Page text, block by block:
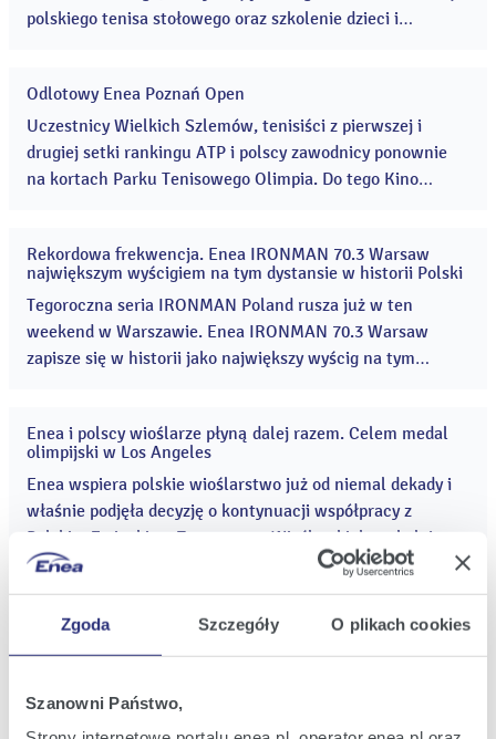
Zgoda Szczegóły O plikach cookies
Szanowni Państwo,
polskiego tenisa stołowego oraz szkolenie dzieci i
przygotowań reprezentantów Polski do najważniejszych
imprez międzynarodowych. ...
Odlotowy Enea Poznań Open
Uczestnicy Wielkich Szlemów, tenisiści z pierwszej i
drugiej setki rankingu ATP i polscy zawodnicy ponownie
na kortach Parku Tenisowego Olimpia. Do tego Kino
atrakcji i … wzlot balonem nad Golęcinem. ...
03
cze
Rekordowa frekwencja. Enea IRONMAN 70.3 Warsaw
największym wyścigiem na tym dystansie w historii Polski
Tegoroczna seria IRONMAN Poland rusza już w ten
weekend w Warszawie. Enea IRONMAN 70.3 Warsaw
zapisze się w historii jako największy wyścig na tym
29
2026
Enea i polscy wioślarze płyną dalej razem. Celem medal
olimpijski w Los Angeles
Enea wspiera polskie wioślarstwo już od niemal dekady i
właśnie podjęła decyzję o kontynuacji współpracy z
Polskim Związkiem Towarzystw Wioślarskich na kolejne
trzy lata. Umowa została podpisana w siedzibie spółki
przez Grzegorza Kinelskiego, prezesa Enei oraz Adama
Korola, prezesa Polskiego Związku Towarzystw
12
2026
Serce poznańskiego triathlonu bije od teraz na Enea
Stadionie. To właśnie tam zlokalizowana będzie
tegoroczna meta Enea IRONMAN 70.3 Poznań
Poznań ukończą wyścig na mecie ustawionej na płycie